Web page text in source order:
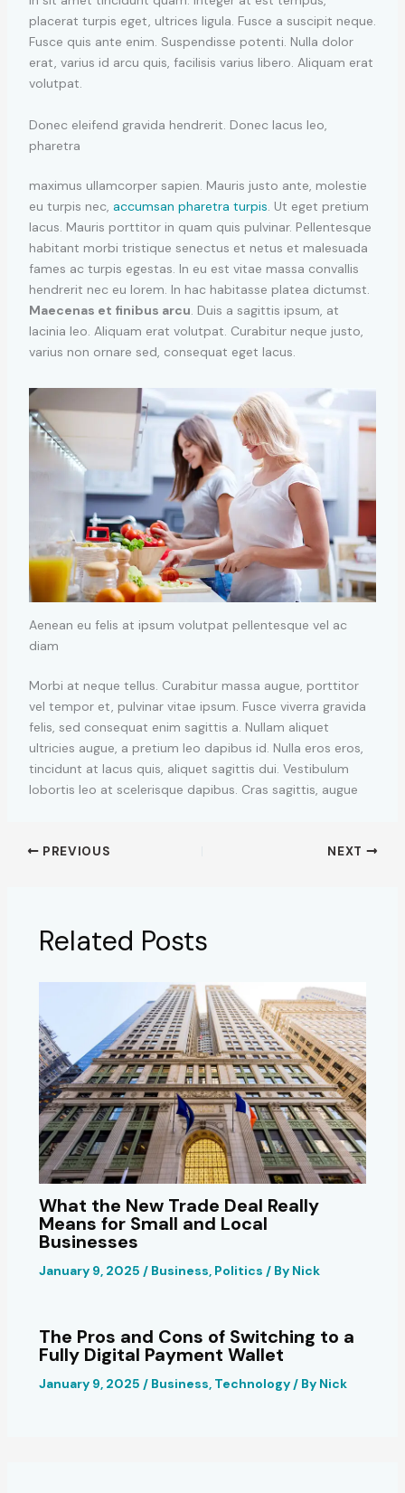
placerat turpis eget, ultrices ligula. Fusce a suscipit neque.
Fusce quis ante enim. Suspendisse potenti. Nulla dolor
erat, varius id arcu quis, facilisis varius libero. Aliquam erat
volutpat.
Donec eleifend gravida hendrerit. Donec lacus leo,
pharetra
maximus ullamcorper sapien. Mauris justo ante, molestie
eu turpis nec, accumsan pharetra turpis. Ut eget pretium
lacus. Mauris porttitor in quam quis pulvinar. Pellentesque
habitant morbi tristique senectus et netus et malesuada
fames ac turpis egestas. In eu est vitae massa convallis
hendrerit nec eu lorem. In hac habitasse platea dictumst.
Maecenas et finibus arcu. Duis a sagittis ipsum, at
lacinia leo. Aliquam erat volutpat. Curabitur neque justo,
varius non ornare sed, consequat eget lacus.
Aenean eu felis at ipsum volutpat pellentesque vel ac
diam
Morbi at neque tellus. Curabitur massa augue, porttitor
vel tempor et, pulvinar vitae ipsum. Fusce viverra gravida
felis, sed consequat enim sagittis a. Nullam aliquet
ultricies augue, a pretium leo dapibus id. Nulla eros eros,
tincidunt at lacus quis, aliquet sagittis dui. Vestibulum
lobortis leo at scelerisque dapibus. Cras sagittis, augue
PREVIOUS NEXT
Related Posts
What the New Trade Deal Really
Means for Small and Local
Businesses
January 9, 2025 / Business, Politics / By Nick
The Pros and Cons of Switching to a
Fully Digital Payment Wallet
January 9, 2025 / Business, Technology/ By Nick